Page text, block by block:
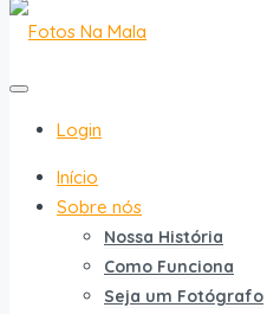
Login
Início
Sobre nós
Nossa História
Como Funciona
Seja um Fotógrafo